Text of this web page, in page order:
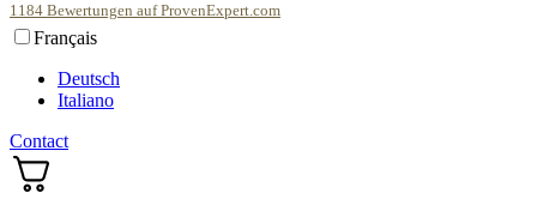
1184 Bewertungen auf ProvenExpert.com
Français
Deutsch
Italiano
Contact